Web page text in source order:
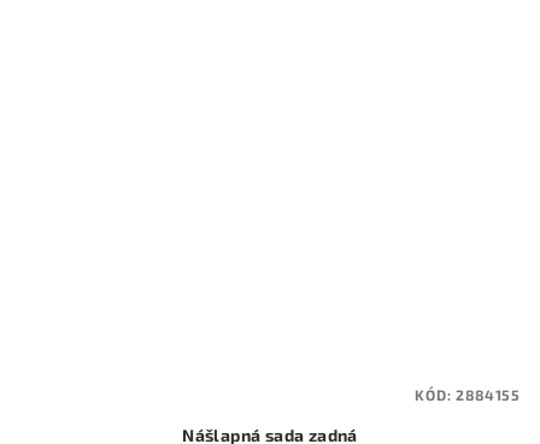
Nášlapná sada zadná
KÓD:2884155